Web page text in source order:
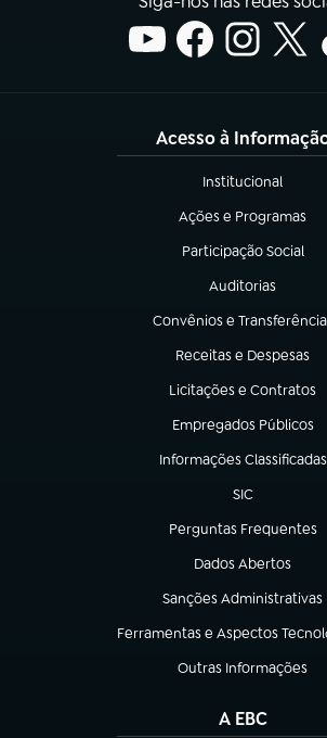
Acesso à
Institucional
(abre em nova aba)
Ações e Programas
(abre em nova aba)
Participação Social
(abre em nova aba)
Auditorias
(abre em nova aba)
Convênios e
(abre em nova aba)
Receitas e Despesas
(abre em nova aba)
Licitações e Contratos
(abre em nova aba)
Empregados Públicos
(abre em nova aba)
Informações Classificadas
(abre em nova aba)
SIC
(abre em nova
Perguntas Frequentes
(abre em nova aba)
Dados Abertos
(abre em nova aba)
Sanções Administrativas
(abre em nova aba)
Ferramentas e Aspectos
(abre em nova aba)
Outras Informações
(abre em nova aba)
A EBC